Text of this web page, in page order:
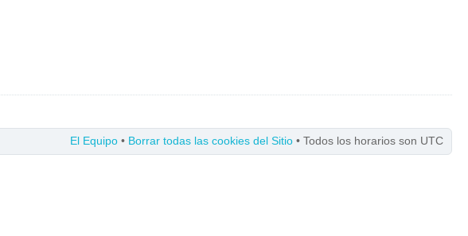
El Equipo • Borrar todas las cookies del Sitio • Todos los horarios son UTC